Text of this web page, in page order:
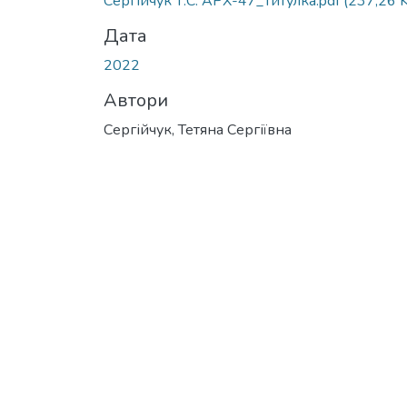
Дата
2022
Автори
Сергійчук, Тетяна Сергіївна